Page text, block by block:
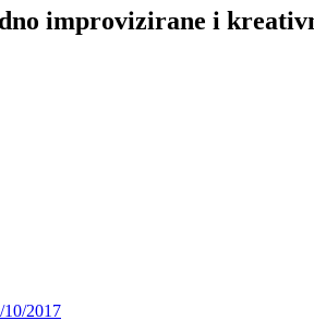
improvizirane i
2017